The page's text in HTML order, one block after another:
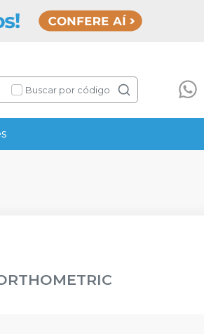
Buscar por código